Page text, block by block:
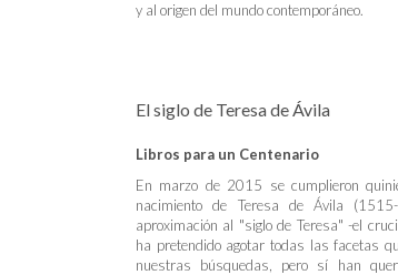
y al origen del mundo contemporáneo.
El siglo de Teresa de Ávila
Libros para un Centenario
En marzo de 2015 se cumplieron
nacimiento de Teresa de Ávila
aproximación al "siglo de Teresa" -el
ha pretendido agotar todas las facetas
nuestras búsquedas, pero sí han